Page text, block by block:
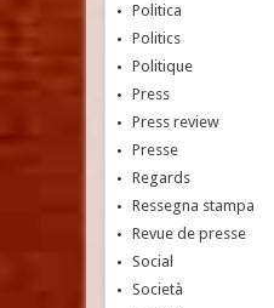
Politica
Politics
Politique
Press
Press review
Presse
Regards
Ressegna stampa
Revue de presse
Social
Società